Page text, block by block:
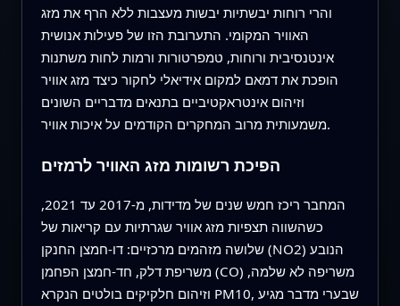
והרי רוחות יבשתיות יבשות מעצבות ללא הרף את מזג
האוויר המקומי. התערובת הזו של פעילות אנושית
אינטנסיבית ורוחות, טמפרטורות ורמות לחות משתנות
הופכת את דמאם למקום אידיאלי לחקור כיצד מזג אוויר
וזיהום אינטראקטיביים בתנאים מדבריים השונים
משמעותית מרוב המחקרים הקודמים על איכות אוויר.
הפיכת רשומות מזג האוויר לרמזים
המחבר ריכז חמש שנים של מדידות, מ‑2017 עד 2021,
כשהשווה תצפיות מזג אוויר שגרתיות עם קריאות של
שלושה מזהמים מרכזיים: דו‑חמצן החנקן (NO2) הנובע
משריפת דלק, חד‑חמצן הפחמן (CO) משריפה לא שלמה,
וזיהום חלקיקים בולטים הנקרא PM10, שבערי מדבר מגיע